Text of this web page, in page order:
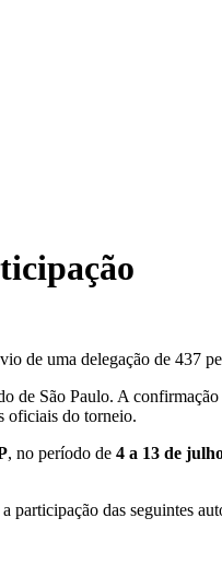
de uma delegação de 437
São Paulo. A
oficiais do torneio.
, no período de 4 a 13 de
das seguintes